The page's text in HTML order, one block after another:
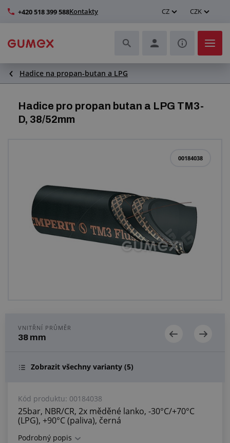
+420 518 399 588Kontakty CZ CZK
Hadice a jejich kompletace
Profily a výroba těsnění
Zlepšení pracovního prostředí
Další pryžové a plastové výrobky
Centrum poptávek
Hadice na propan-butan a LPG
Hadice pro propan butan a LPG TM3-
D, 38/52mm
00184038
VNITŘNÍ PRŮMĚR
38 mm
Zobrazit všechny varianty (5)
Kód produktu: 00184038
25bar, NBR/CR, 2x měděné lanko, -30°C/+70°C
(LPG), +90°C (paliva), černá
Podrobný popis